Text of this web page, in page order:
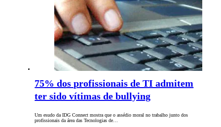
75% dos profissionais de TI admitem
ter sido vítimas de bullying
Um esudo da IDG Connect mostra que o assédio moral no trabalho junto dos
profissionais da área das Tecnologias de…